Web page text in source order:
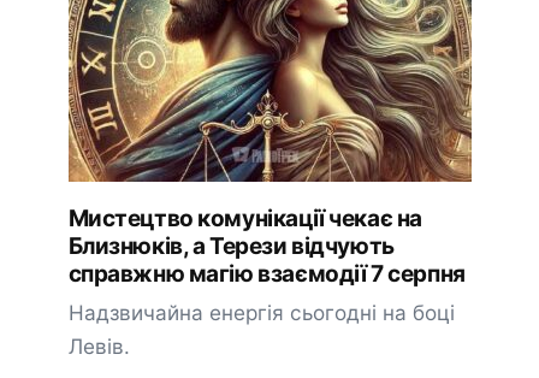
Мистецтво комунікації чекає на
Близнюків, а Терези відчують
справжню магію взаємодії 7 серпня
Надзвичайна енергія сьогодні на боці
Левів.